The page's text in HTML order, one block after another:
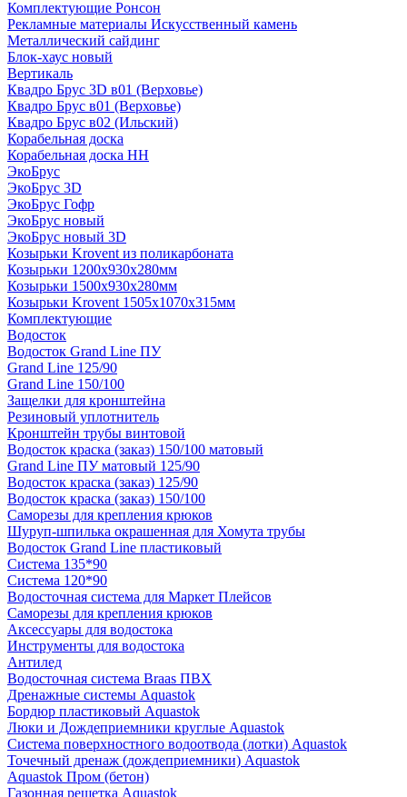
Комплектующие Ронсон
Рекламные материалы Искусственный камень
Металлический сайдинг
Блок-хаус новый
Вертикаль
Квадро Брус 3D в01 (Верховье)
Квадро Брус в01 (Верховье)
Квадро Брус в02 (Ильский)
Корабельная доска
Корабельная доска НН
ЭкоБрус
ЭкоБрус 3D
ЭкоБрус Гофр
ЭкоБрус новый
ЭкоБрус новый 3D
Козырьки Krovent из поликарбоната
Козырьки 1200х930х280мм
Козырьки 1500х930х280мм
Козырьки Krovent 1505х1070х315мм
Комплектующие
Водосток
Водосток Grand Line ПУ
Grand Line 125/90
Grand Line 150/100
Защелки для кронштейна
Резиновый уплотнитель
Кронштейн трубы винтовой
Водосток краска (заказ) 150/100 матовый
Grand Line ПУ матовый 125/90
Водосток краска (заказ) 125/90
Водосток краска (заказ) 150/100
Саморезы для крепления крюков
Шуруп-шпилька окрашенная для Хомута трубы
Водосток Grand Line пластиковый
Система 135*90
Система 120*90
Водосточная система для Маркет Плейсов
Саморезы для крепления крюков
Аксессуары для водостока
Инструменты для водостока
Антилед
Водосточная система Braas ПВХ
Дренажные системы Aquastok
Бордюр пластиковый Aquastok
Люки и Дождеприемники круглые Aquastok
Система поверхностного водоотвода (лотки) Aquastok
Точечный дренаж (дождеприемники) Aquastok
Aquastok Пром (бетон)
Газонная решетка Aquastok